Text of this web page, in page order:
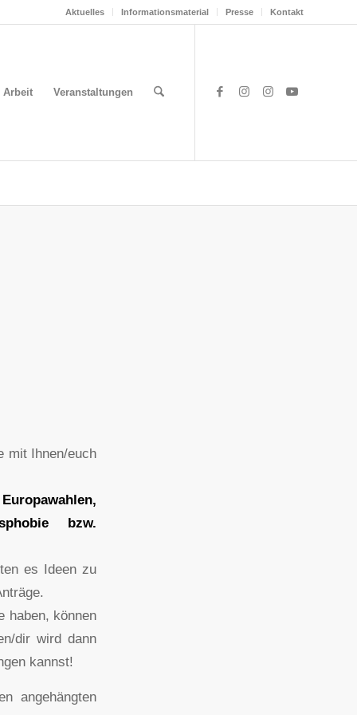
Aktuelles Informationsmaterial Presse Kontakt
Arbeit Veranstaltungen
mit Ihnen/euch
Europawahlen,
bzw.
es Ideen zu
haben, können
dir wird dann
kannst!
angehängten